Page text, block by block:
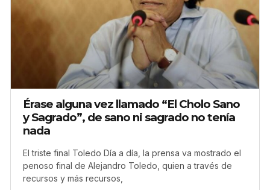
Érase alguna vez llamado “El Cholo Sano
y Sagrado”, de sano ni sagrado no tenía
nada
El triste final Toledo Día a día, la prensa va mostrado el
penoso final de Alejandro Toledo, quien a través de
recursos y más recursos,